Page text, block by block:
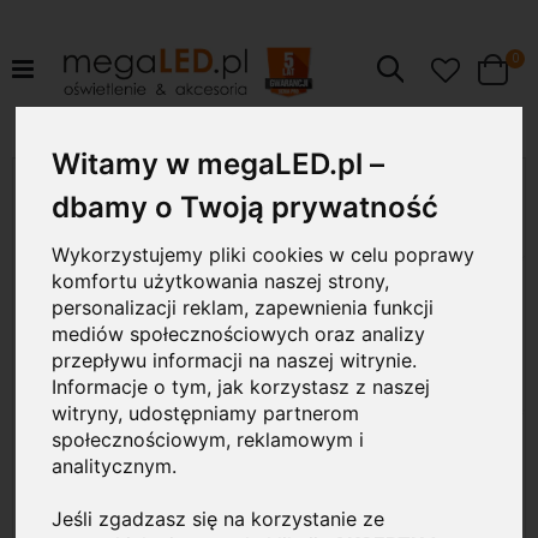
Witamy w megaLED.pl –
dbamy o Twoją prywatność
Wykorzystujemy pliki cookies w celu poprawy
komfortu użytkowania naszej strony,
personalizacji reklam, zapewnienia funkcji
mediów społecznościowych oraz analizy
przepływu informacji na naszej witrynie.
Informacje o tym, jak korzystasz z naszej
witryny, udostępniamy partnerom
społecznościowym, reklamowym i
analitycznym.
Jeśli zgadzasz się na korzystanie ze
Szukaj Cart
0
Przejdź
koniec